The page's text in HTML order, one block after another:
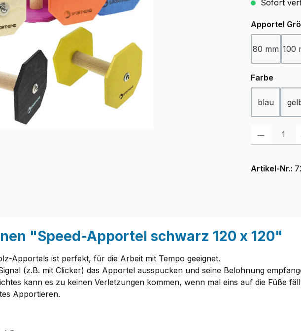
Sofort
Apportel
80 mm 100
Farbe
blau
Produkt
Artikel-Nr.:
"Speed-Apportel schwarz 120 x 120"
Apportels ist perfekt, für die Arbeit mit Tempo geeignet.
(z.B. mit Clicker) das Apportel ausspucken und seine Belohnung
kann es zu keinen Verletzungen kommen, wenn mal eins auf die Füße
Apportieren.